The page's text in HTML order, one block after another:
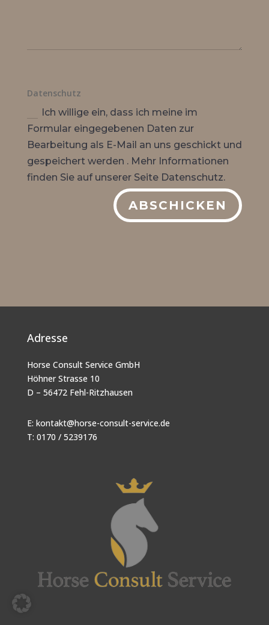
Datenschutz
Ich willige ein, dass ich meine im
Formular eingegebenen Daten zur
Bearbeitung als E-Mail an uns geschickt und
gespeichert werden . Mehr Informationen
finden Sie auf unserer Seite Datenschutz.
ABSCHICKEN
Adresse
Horse Consult Service GmbH
Höhner Strasse 10
D – 56472 Fehl-Ritzhausen
E: kontakt@horse-consult-service.de
T: 0170 / 5239176